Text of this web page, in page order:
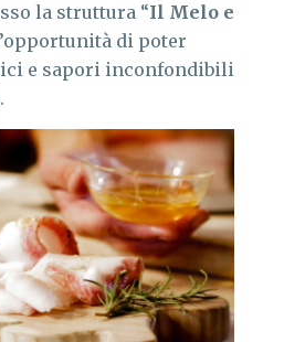
la struttura “Il Melo e
di poter
e sapori inconfondibili